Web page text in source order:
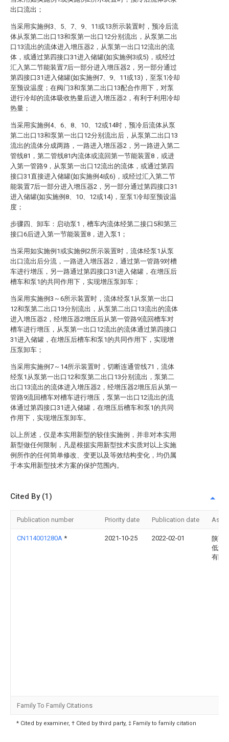
出口流出；
当采用实施例3、5、7、9、11或13所示装置时，预冷后流
体从泵第二出口13和泵第一出口12分别流出，从泵第二出
口13流出的流体进入增压器2，从泵第一出口12流出的流
体，或通过第四接口31进入储罐(如实施例3或5)，或经过
汇入第二节能装置7后一部分进入增压器2，另一部分通过
第四接口31进入储罐(如实施例7、9、11或13)，至泵1冷却
至预设温度；在阀门3和泵第二出口13配合作用下，对泵
进行冷却的流体吸收热量后进入增压器2，有利于利用冷却
热量；
当采用实施例4、6、8、10、12或14时，预冷后流体从泵
第二出口13和泵第一出口12分别流出后，从泵第二出口13
流出的流体分成两路，一路进入增压器2，另一路进入第二
管线81，第二管线81内流体或流回第一节能装置8，或进
入第一管路9，从泵第一出口12流出的流体，或通过第四
接口31直接进入储罐(如实施例4或6)，或经过汇入第二节
能装置7后一部分进入增压器2，另一部分通过第四接口31
进入储罐(如实施例8、10、12或14)，至泵1冷却至预设温
度；
步骤四、卸车：启动泵1，槽车内流体经第二接口5和第三
接口6后进入第一节能装置8，进入泵1；
当采用如实施例1或实施例2所示装置时，流体经泵1从泵
出口流出后分流，一路进入增压器2，通过第一管路9对槽
车进行增压，另一路通过第四接口31进入储罐，在增压后
槽车和泵1的共同作用下，实现增压泵卸车；
当采用实施例3～6所示装置时，流体经泵1从泵第一出口
12和泵第二出口13分别流出，从泵第二出口13流出的流体
进入增压器2，经增压器2增压后从第一管路9流回槽车对
槽车进行增压，从泵第一出口12流出的流体通过第四接口
31进入储罐，在增压后槽车和泵1的共同作用下，实现增
压泵卸车；
当采用实施例7～14所示装置时，切断连通管线71，流体
经泵1从泵第一出口12和泵第二出口13分别流出，泵第二
出口13流出的流体进入增压器2，经增压器2增压后从第一
管路9流回槽车对槽车进行增压，泵第一出口12流出的流
体通过第四接口31进入储罐，在增压后槽车和泵1的共同
作用下，实现增压泵卸车。
以上所述，仅是本实用新型的较佳实施例，并非对本实用
新型做任何限制，凡是根据实用新型技术实质对以上实施
例所作的任何简单修改、变更以及等效结构变化，均仍属
于本实用新型技术方案的保护范围内。
Cited By (1)
Publication number Priority date Publication date
CN114001280A * 2021-10-25 2022-02-01
陕西
低温
有限
Family To Family Citations
* Cited by examiner, † Cited by third party, ‡ Family to family citation